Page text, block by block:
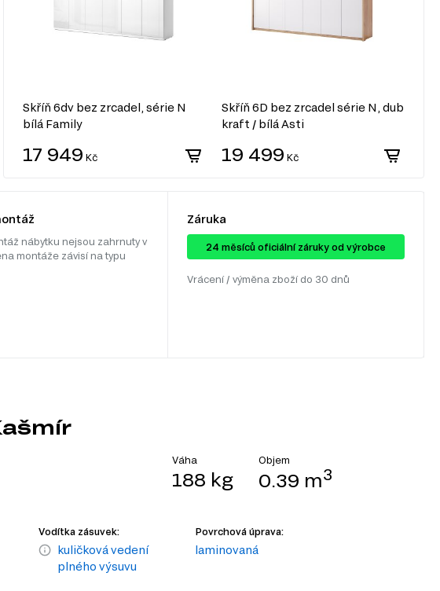
Skříň 6dv bez zrcadel, série N
bílá Family
17 949 Kč
Skříň 6D bez zrcadel série N, dub
kraft / bílá Asti
19 499 Kč
nábytku nejsou zahrnuty v
montáže závisí na typu
Záruka
24 ​​​​měsíců oficiální záruky od výrobce
Vrácení / výměna zboží do 30 dnů
Váha
188 kg
Objem
0.39 m3
Vodítka zásuvek:
kuličková vedení
plného výsuvu
Povrchová úprava:
laminovaná